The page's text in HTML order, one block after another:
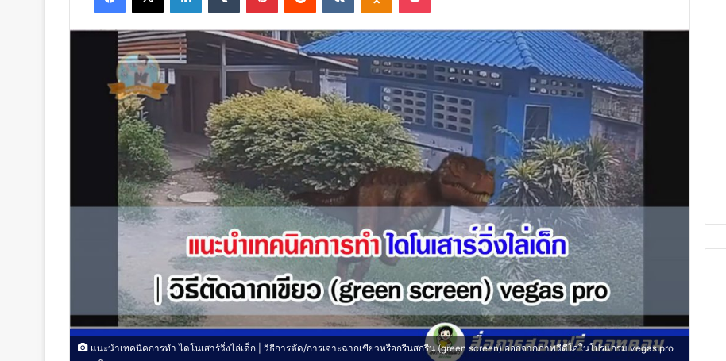
แนะนำเทคนิคการทำ ไดโนเสาร์วิ่งไล่เด็ก | วิธีการตัด/การเจาะฉากเขียวหรือกรีนสกรีน (green screen) ออกจากภาพวีดีโอในโปรแกรม vegas pro